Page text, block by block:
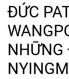
ĐỨC
NHỮNG